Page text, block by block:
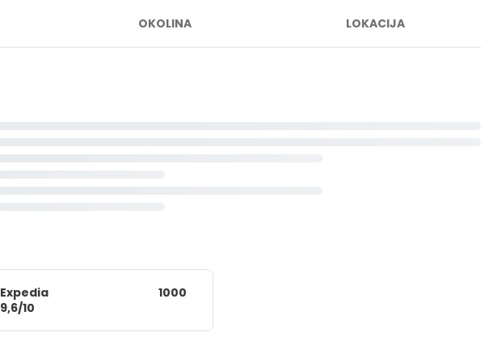
OKOLINA LOKACIJA
Expedia
9,6/10
1000